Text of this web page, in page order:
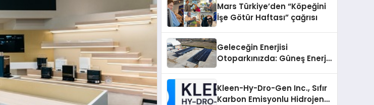
Mars Türkiye’den “Köpeğini
İşe Götür Haftası” çağrısı
Geleceğin Enerjisi
Otoparkınızda: Güneş Enerjili
Kleen-Hy-Dro-Gen Inc., Sıfır
Karbon Emisyonlu Hidrojen